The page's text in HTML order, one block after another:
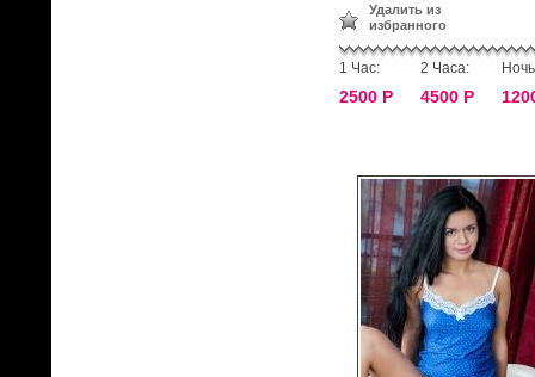
Удалить из
избранного
1 Час:
2500 Р
2 Часа:
4500 Р